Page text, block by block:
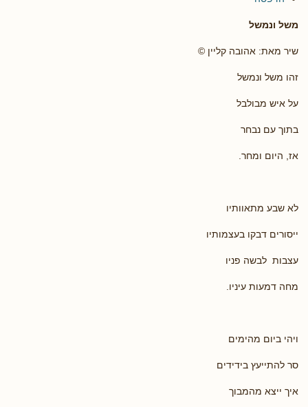
משל ונמשל
שיר מאת: אהובה קליין ©
זהו משל ונמשל
על איש מבולבל
בתוך עם נבחר
אז, היום ומחר.
לא שבע מתאוותיו
ייסורים דבקו בעצמותיו
עצבות לבשה פניו
מחה דמעות עיניו.
ויהי ביום מהימים
סר להתייעץ בידידים
איך ייצא מהמבוך